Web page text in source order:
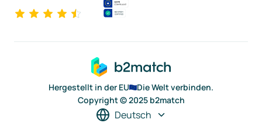
Hergestellt in der EU
Die Welt verbinden.
Copyright © 2025 b2match
Deutsch